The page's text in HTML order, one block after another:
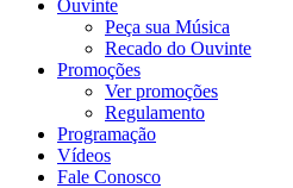
Ouvinte
Peça sua Música
Recado do Ouvinte
Promoções
Ver promoções
Regulamento
Programação
Vídeos
Fale Conosco